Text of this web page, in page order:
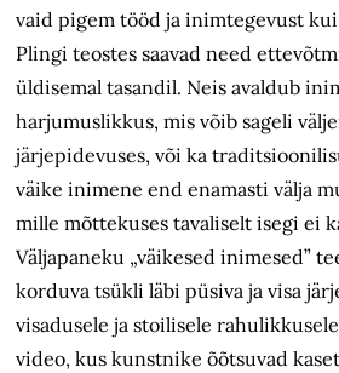
vaid pigem tööd ja inimtegevust
Plingi teostes saavad need
üldisemal tasandil. Neis avaldub
harjumuslikkus, mis võib sageli
järjepidevuses, või ka
väike inimene end enamasti välja
mille mõttekuses tavaliselt isegi ei
Väljapaneku „väikesed inimesed”
korduva tsükli läbi püsiva ja visa
visadusele ja stoilisele
video, kus kunstnike õõtsuvad